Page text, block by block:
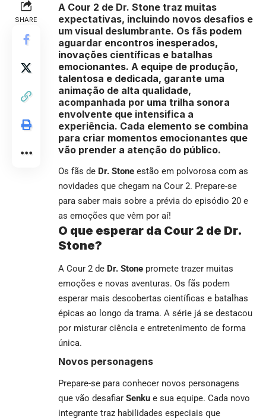
SHARE
A Cour 2 de Dr. Stone traz muitas
expectativas, incluindo novos desafios e
um visual deslumbrante. Os fãs podem
aguardar encontros inesperados,
inovações científicas e batalhas
emocionantes. A equipe de produção,
talentosa e dedicada, garante uma
animação de alta qualidade,
acompanhada por uma trilha sonora
envolvente que intensifica a
experiência. Cada elemento se combina
para criar momentos emocionantes que
vão prender a atenção do público.
Os fãs de Dr. Stone estão em polvorosa com as
novidades que chegam na Cour 2. Prepare-se
para saber mais sobre a prévia do episódio 20 e
as emoções que vêm por aí!
O que esperar da Cour 2 de Dr.
Stone?
A Cour 2 de Dr. Stone promete trazer muitas
emoções e novas aventuras. Os fãs podem
esperar mais descobertas científicas e batalhas
épicas ao longo da trama. A série já se destacou
por misturar ciência e entretenimento de forma
única.
Novos personagens
Prepare-se para conhecer novos personagens
que vão desafiar Senku e sua equipe. Cada novo
integrante traz habilidades especiais que